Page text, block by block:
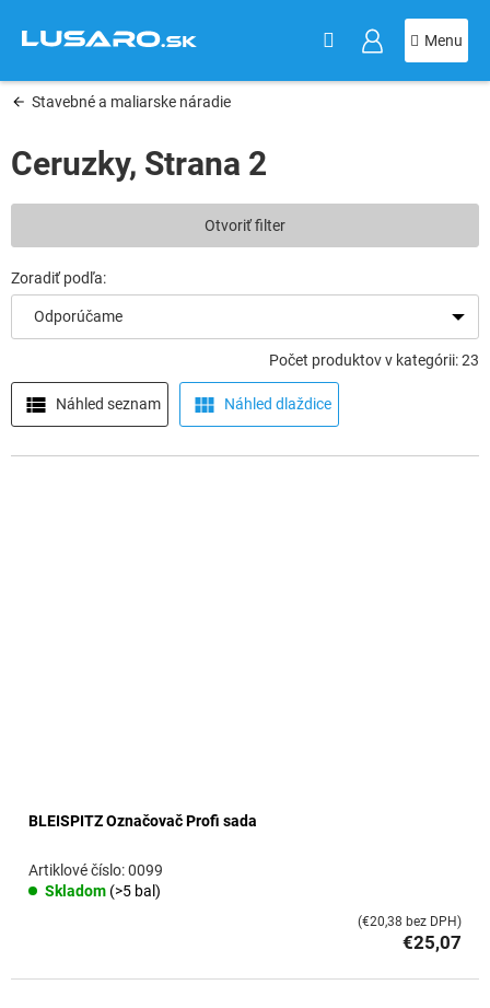
obsah
Stavebné a maliarske náradie
Ceruzky, Strana 2
Odporúčame
Počet produktov v kategórii: 23
Náhled seznam Náhled dlaždice
Otvoriť filter
V
ý
i
p
o
u
k
BLEISPITZ Označovač Profi sada
Skladom (>5 bal)
0099
€25,07
(€20,38 bez DPH)